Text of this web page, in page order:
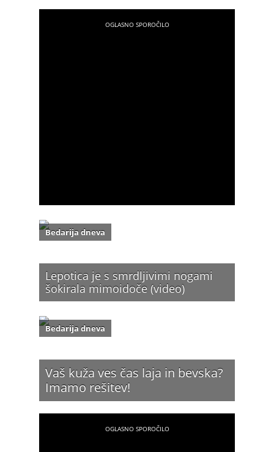
Lepotica je s smrdljivimi nogami
šokirala mimoidoče (video)
Bedarija dneva
Vaš kuža ves čas laja in bevska?
Imamo rešitev!
Bedarija dneva